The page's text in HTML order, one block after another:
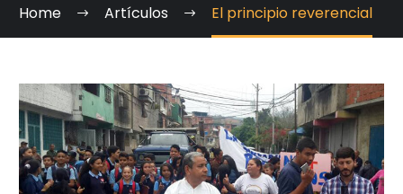
Home Artículos El principio reverencial